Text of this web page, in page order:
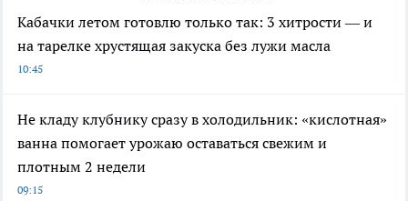
Кабачки летом готовлю только так: 3 хитрости — и
на тарелке хрустящая закуска без лужи масла
10:45
Не кладу клубнику сразу в холодильник: «кислотная»
ванна помогает урожаю оставаться свежим и
плотным 2 недели
09:15